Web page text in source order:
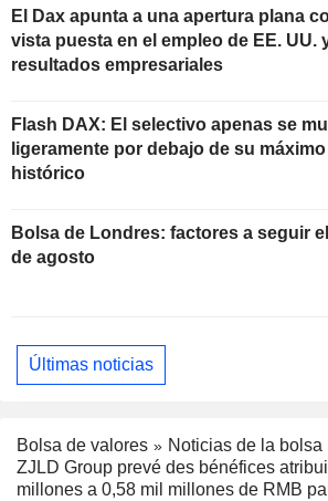
El Dax apunta a una apertura plana
vista puesta en el empleo de EE. UU.
resultados empresariales
Flash DAX: El selectivo apenas se
ligeramente por debajo de su máximo
histórico
Bolsa de Londres: factores a seguir
de agosto
Últimas noticias
Bolsa de valores
Noticias de la bolsa
ZJLD Group prevé des bénéfices
millones a 0,58 mil millones de RMB